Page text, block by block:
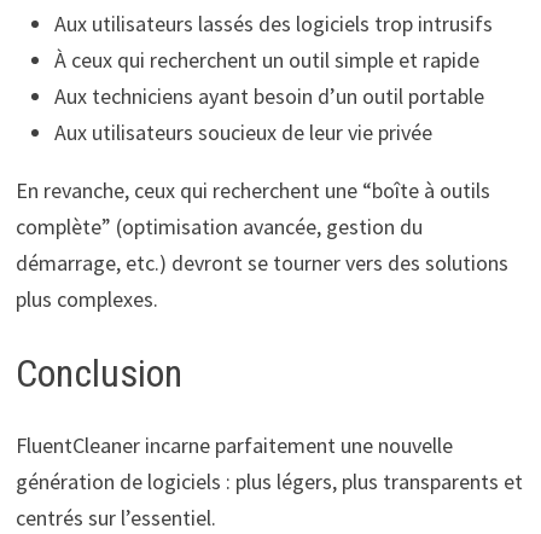
Aux utilisateurs lassés des logiciels trop intrusifs
À ceux qui recherchent un outil simple et rapide
Aux techniciens ayant besoin d’un outil portable
Aux utilisateurs soucieux de leur vie privée
En revanche, ceux qui recherchent une “boîte à outils
complète” (optimisation avancée, gestion du
démarrage, etc.) devront se tourner vers des solutions
plus complexes.
Conclusion
FluentCleaner incarne parfaitement une nouvelle
génération de logiciels : plus légers, plus transparents et
centrés sur l’essentiel.